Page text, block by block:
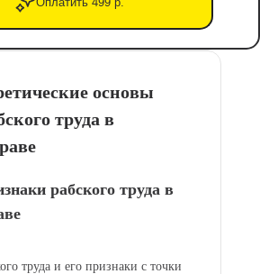
основы
труда в
рабского труда в
труда и его признаки с точки